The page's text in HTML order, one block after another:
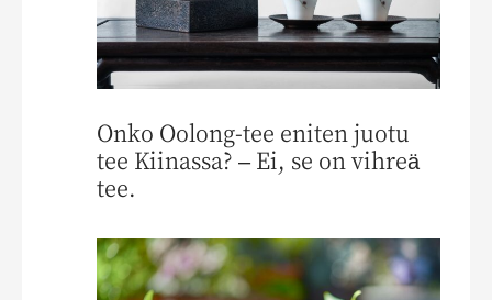
Onko Oolong-tee eniten juotu
tee Kiinassa? – Ei, se on vihreä
tee.